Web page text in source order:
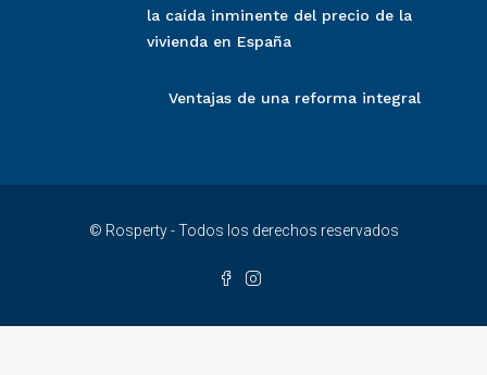
la caída inminente del precio de la
vivienda en España
Ventajas de una reforma integral
© Rosperty - Todos los derechos reservados